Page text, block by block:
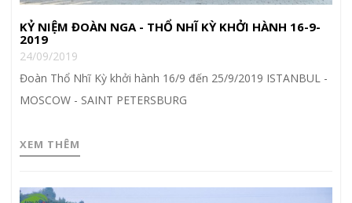
KỶ NIỆM ĐOÀN NGA - THỔ NHĨ KỲ KHỞI HÀNH 16-9-
2019
24/09/2019
Đoàn Thổ Nhĩ Kỳ khởi hành 16/9 đến 25/9/2019 ISTANBUL -
MOSCOW - SAINT PETERSBURG
XEM THÊM